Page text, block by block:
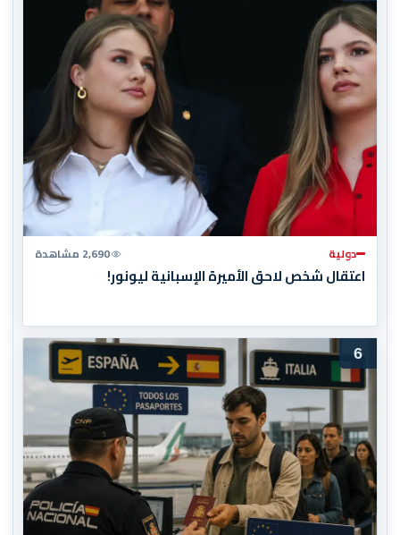
دولية 2,690 مشاهدة
اعتقال شخص لاحق الأميرة الإسبانية ليونور!
6